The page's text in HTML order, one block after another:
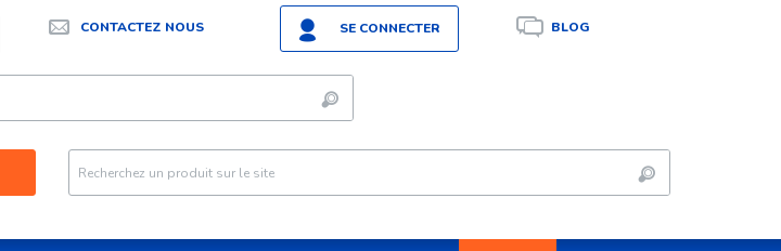
CONTACTEZ NOUS SE CONNECTER BLOG